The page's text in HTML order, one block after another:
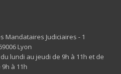
Mandataires Judiciaires - 1
Lyon
lundi au jeudi de 9h à 11h et de
à 11h